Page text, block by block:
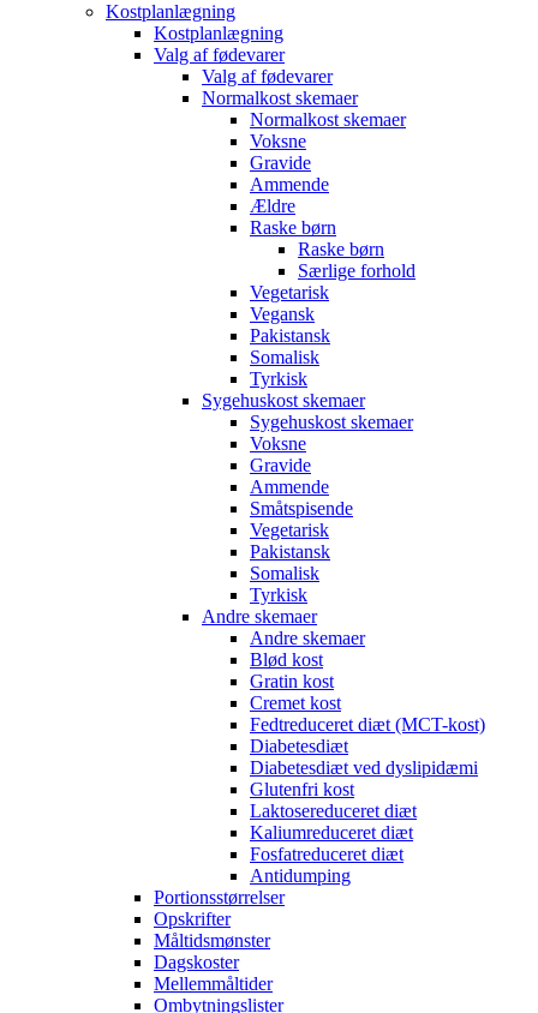
Kostplanlægning
Kostplanlægning
Valg af fødevarer
Valg af fødevarer
Normalkost skemaer
Normalkost skemaer
Voksne
Gravide
Ammende
Ældre
Raske børn
Raske børn
Særlige forhold
Vegetarisk
Vegansk
Pakistansk
Somalisk
Tyrkisk
Sygehuskost skemaer
Sygehuskost skemaer
Voksne
Gravide
Ammende
Småtspisende
Vegetarisk
Pakistansk
Somalisk
Tyrkisk
Andre skemaer
Andre skemaer
Blød kost
Gratin kost
Cremet kost
Fedtreduceret diæt (MCT-kost)
Diabetesdiæt
Diabetesdiæt ved dyslipidæmi
Glutenfri kost
Laktosereduceret diæt
Kaliumreduceret diæt
Fosfatreduceret diæt
Antidumping
Portionsstørrelser
Opskrifter
Måltidsmønster
Dagskoster
Mellemmåltider
Ombytningslister